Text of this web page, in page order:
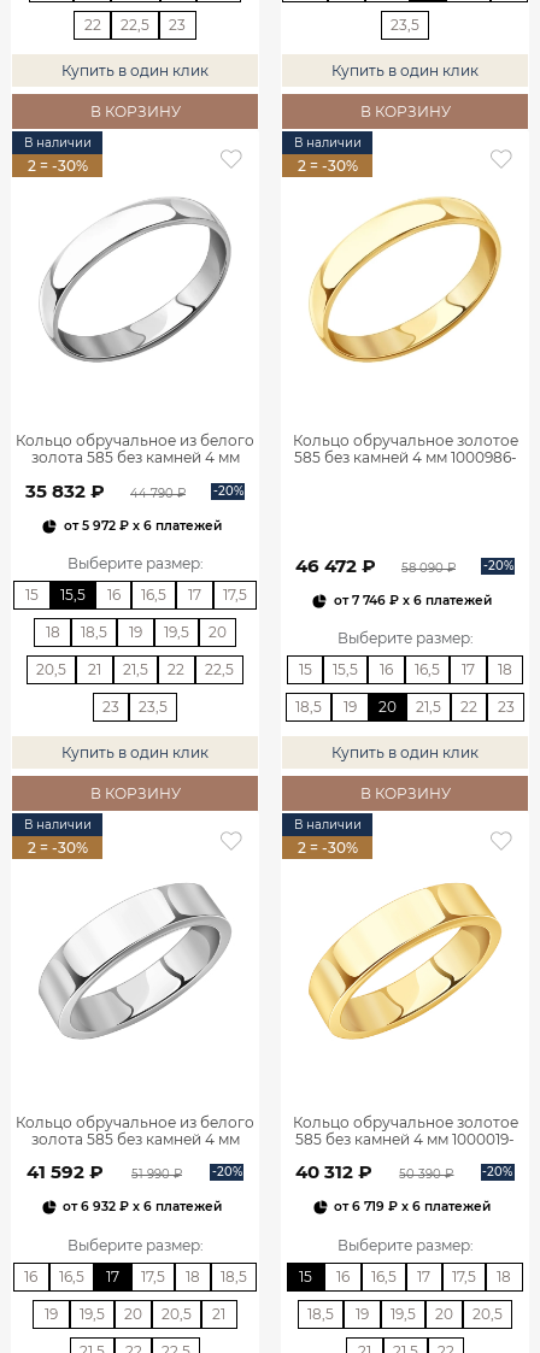
22 22,5 23
Купить в один клик
В КОРЗИНУ
23,5
Купить в один клик
В КОРЗИНУ
В наличии
2 = -30%
Кольцо обручальное из белого
золота 585 без камней 4 мм
35 832 ₽ 44 790 ₽ -20%
от5 972 ₽x 6 платежей
Выберите размер:
15
15,5 16 16,5 17 17,5
18 18,5 19 19,5 20
20,5 21 21,5 22 22,5
23 23,5
Купить в один клик
В КОРЗИНУ
В наличии
2 = -30%
Кольцо обручальное золотое
585 без камней 4 мм 1000986-
46 472 ₽ 58 090 ₽ -20%
от7 746 ₽x 6 платежей
Выберите размер:
15
15,5 16 16,5 17 18
18,5 19 20 21,5 22 23
Купить в один клик
В КОРЗИНУ
В наличии
2 = -30%
Кольцо обручальное из белого
золота 585 без камней 4 мм
41 592 ₽ 51 990 ₽ -20%
от6 932 ₽ x 6 платежей
Выберите размер:
16
16,5 17 17,5 18 18,5
19 19,5 20 20,5 21
В наличии
2 = -30%
Кольцо обручальное золотое
585 без камней 4 мм 1000019-
40 312 ₽ 50 390 ₽ -20%
от6 719 ₽ x 6 платежей
Выберите размер:
15
16 16,5 17 17,5 18
18,5 19 19,5 20 20,5